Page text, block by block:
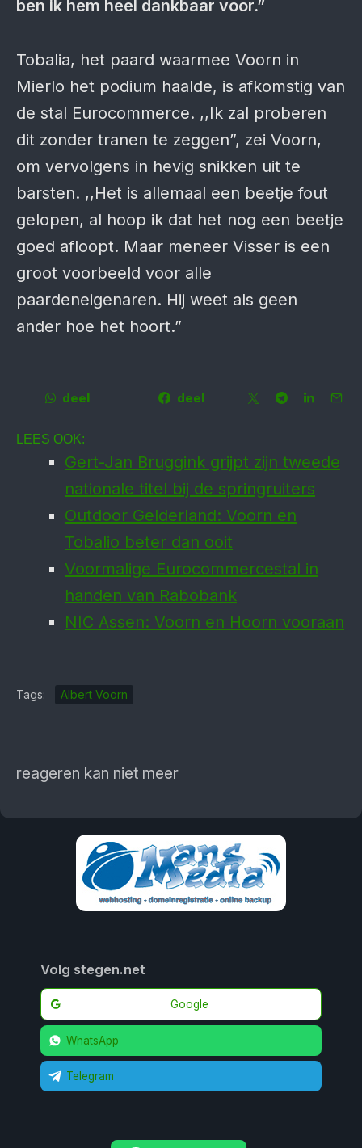
ben ik hem heel dankbaar voor.”
Tobalia, het paard waarmee Voorn in
Mierlo het podium haalde, is afkomstig van
de stal Eurocommerce. ,,Ik zal proberen
dit zonder tranen te zeggen”, zei Voorn,
om vervolgens in hevig snikken uit te
barsten. ,,Het is allemaal een beetje fout
gelopen, al hoop ik dat het nog een beetje
goed afloopt. Maar meneer Visser is een
groot voorbeeld voor alle
paardeneigenaren. Hij weet als geen
ander hoe het hoort.”
deel deel
LEES OOK:
Gert-Jan Bruggink grijpt zijn tweede
nationale titel bij de springruiters
Outdoor Gelderland: Voorn en
Tobalio beter dan ooit
Voormalige Eurocommercestal in
handen van Rabobank
NIC Assen: Voorn en Hoorn vooraan
Tags: Albert Voorn
reageren kan niet meer
Volg stegen.net
Google
WhatsApp
Telegram